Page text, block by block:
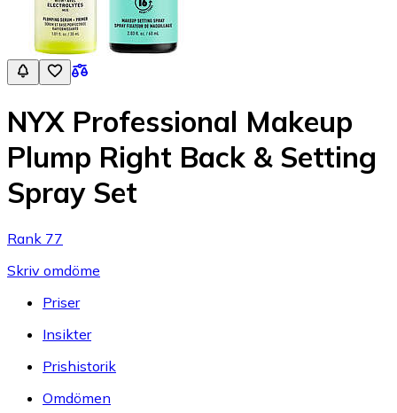
NYX Professional Makeup
Plump Right Back & Setting
Spray Set
Rank 77
Skriv omdöme
Priser
Insikter
Prishistorik
Omdömen